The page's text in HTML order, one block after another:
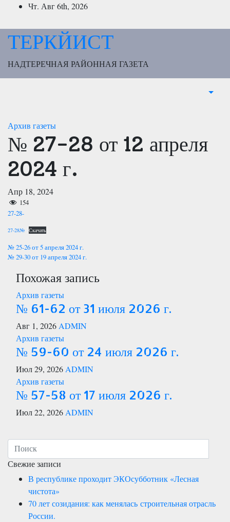
Перейти
содержимому
Чт. Авг 6th, 2026
ТЕРКЙИСТ
НАДТЕРЕЧНАЯ РАЙОННАЯ ГАЗЕТА
Архив газеты
№ 27-28 от 12 апреля
2024 г.
Апр 18, 2024
154
27-28-
27-28№ Скачать
Навигация
по
записям
№ 25-26 от 5 апреля 2024 г.
№ 29-30 от 19 апреля 2024 г.
Похожая запись
Архив газеты
№ 61-62 от 31 июля 2026 г.
Авг 1, 2026 ADMIN
Архив газеты
№ 59-60 от 24 июля 2026 г.
Июл 29, 2026 ADMIN
Архив газеты
№ 57-58 от 17 июля 2026 г.
Июл 22, 2026 ADMIN
Свежие записи
В республике проходит ЭКОсубботник «Лесная
чистота»
70 лет созидания: как менялась строительная отрасль
России.